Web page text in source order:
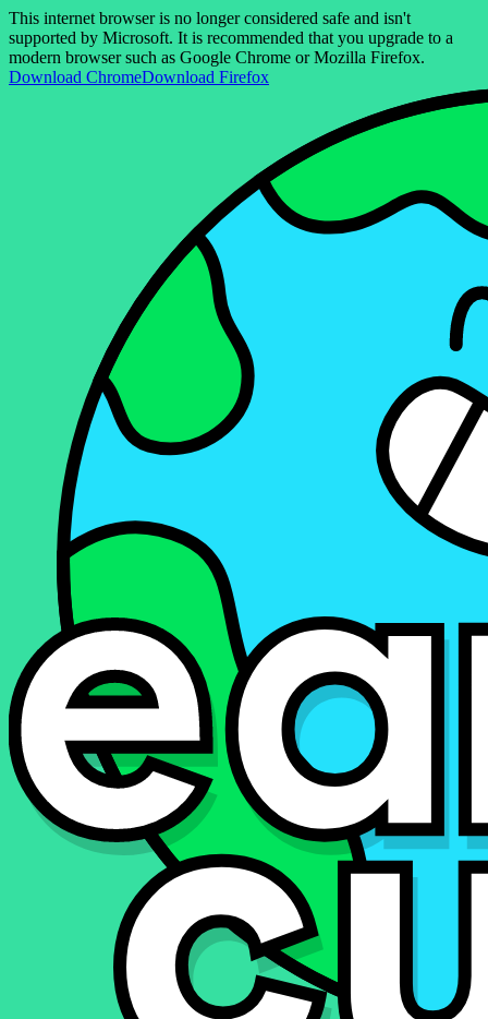
This internet browser is no longer considered safe and isn't
supported by Microsoft. It is recommended that you upgrade to a
modern browser such as Google Chrome or Mozilla Firefox.
Download ChromeDownload Firefox